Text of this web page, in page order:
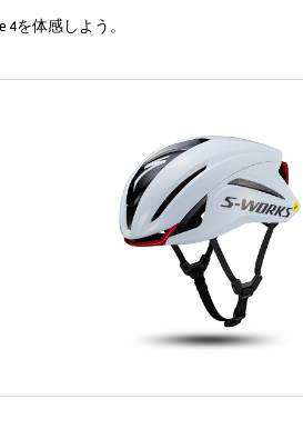
4を体感しよう。